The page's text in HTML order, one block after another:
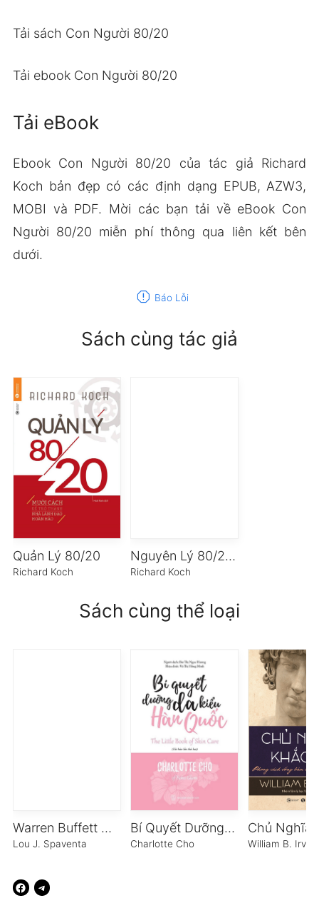
Tải sách Con Người 80/20
Tải ebook Con Người 80/20
Tải eBook
Ebook Con Người 80/20 của tác giả Richard
Koch bản đẹp có các định dạng EPUB, AZW3,
MOBI và PDF. Mời các bạn tải về eBook Con
Người 80/20 miễn phí thông qua liên kết bên
dưới.
report Báo Lỗi
Sách cùng tác giả
Quản Lý 80/20
Richard Koch
Nguyên Lý 80/20 – Bí Quyết Làm Ít Được Nhiều
Richard Koch
Sách cùng thể loại
Warren Buffett Đầu Tư Như Một Cô Gái
Lou J. Spaventa
Bí Quyết Dưỡng Da Kiểu Hàn Quốc
Charlotte Cho William B. Irvine